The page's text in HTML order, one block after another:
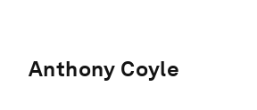
Anthony Coyle